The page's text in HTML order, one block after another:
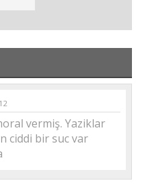
vermiş. Yaziklar
ciddi bir suc var